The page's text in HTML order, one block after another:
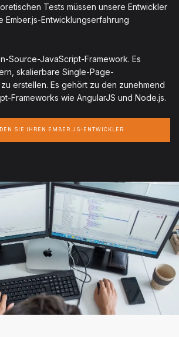
Tests müssen unsere Entwickler
Ember.js-Entwicklungserfahrung
Source-JavaScript-Framework. Es
skalierbare Single-Page-
erstellen. Es gehört zu den zunehmend
Frameworks wie AngularJS und Node.js.
SIE IHREN EMBER.JS-ENTWICKLER